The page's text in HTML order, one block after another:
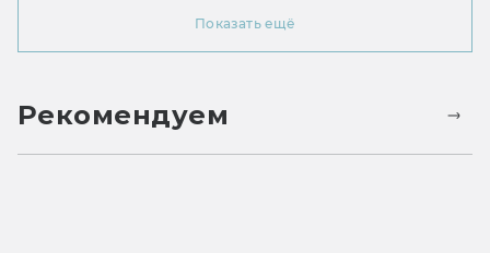
Показать ещё
Рекомендуем